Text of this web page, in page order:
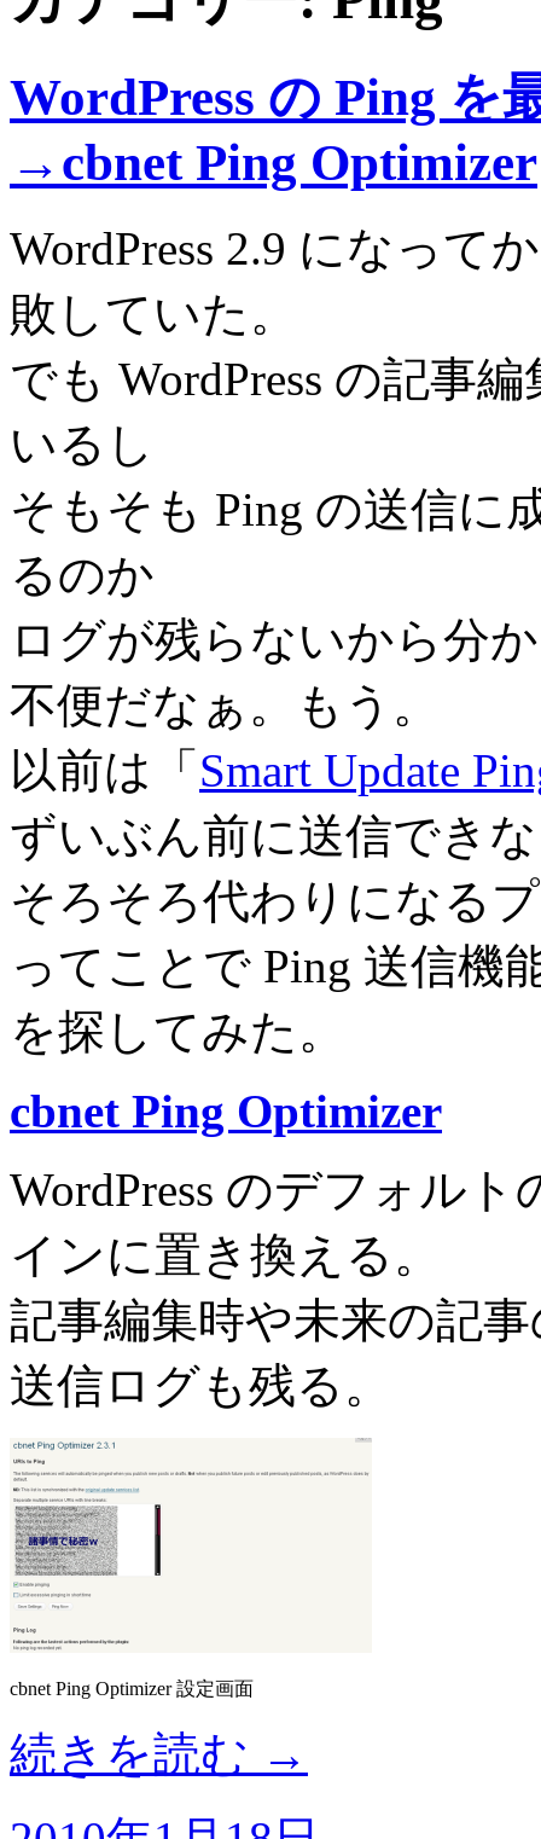
WordPress の Ping を
→cbnet Ping Optimizer
WordPress 2.9 になって
敗していた。
でも WordPress の記事
いるし
そもそも Ping の送信に
るのか
ログが残らないから分
不便だなぁ。もう。
以前は「 Smart Update
ずいぶん前に送信でき
そろそろ代わりになる
ってことで Ping 送信機
を探してみた。
cbnet Ping Optimizer
WordPress のデフォル
インに置き換える。
記事編集時や未来の記
送信ログも残る。
cbnet Ping Optimizer 設定画面
続きを読む →